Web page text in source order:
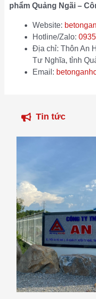
phẩm Quảng Ngãi –
Website:
Hotline/Zalo:
Địa chỉ: Thôn An
Tư Nghĩa, tỉnh
Email:
Tin tức